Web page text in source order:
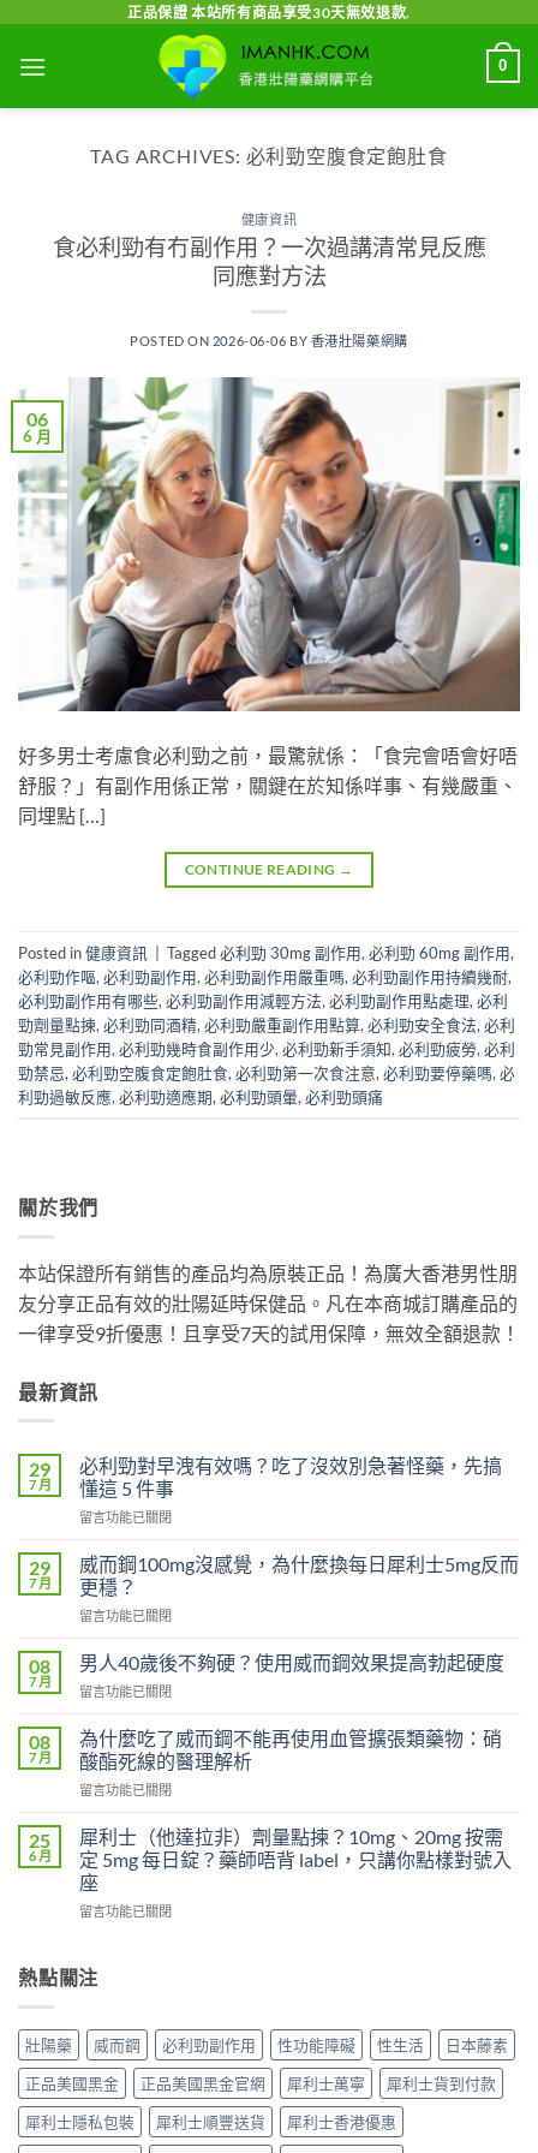
content
正品保證 本站所有商品享受30天無效退款.
0
TAG ARCHIVES: 必利勁空腹食定飽肚食
健康資訊
食必利勁有冇副作用？一次過講清常見反應
同應對方法
POSTED ON 2026-06-06 BY 香港壯陽藥網購
06
6 月
好多男士考慮食必利勁之前，最驚就係：「食完會唔會好唔
舒服？」有副作用係正常，關鍵在於知係咩事、有幾嚴重、
同埋點 […]
CONTINUE READING →
Posted in健康資訊 Tagged必利勁 30mg 副作用, 必利勁 60mg 副作用,
必利勁作嘔, 必利勁副作用, 必利勁副作用嚴重嗎, 必利勁副作用持續幾耐,
必利勁副作用有哪些, 必利勁副作用減輕方法, 必利勁副作用點處理, 必利
勁劑量點揀, 必利勁同酒精, 必利勁嚴重副作用點算, 必利勁安全食法, 必利
勁常見副作用, 必利勁幾時食副作用少, 必利勁新手須知, 必利勁疲勞, 必利
勁禁忌, 必利勁空腹食定飽肚食, 必利勁第一次食注意, 必利勁要停藥嗎, 必
利勁過敏反應, 必利勁適應期, 必利勁頭暈, 必利勁頭痛
關於我們
本站保證所有銷售的產品均為原裝正品！為廣大香港男性朋
友分享正品有效的壯陽延時保健品。凡在本商城訂購產品的
一律享受9折優惠！且享受7天的試用保障，無效全額退款！
最新資訊
29
7 月
必利勁對早洩有效嗎？吃了沒效別急著怪藥，先搞
懂這 5 件事
在
利
勁
對
早
有
嗎？
了
沒
效
著
怪
藥，
先
這
5
事〉
留言功能已關閉
29
7 月
威而鋼100mg沒感覺，為什麼換每日犀利士5mg反而
更穩？
在
而
鋼
100mg
感
覺，
什
換
每
日
利
反
穩？〉
中
留言功能已關閉
08
7 月
男人40歲後不夠硬？使用威而鋼效果提高勃起硬度
在
人
40
歲
後
夠
硬？
使
用
威
效
高
勃
起
硬
度〉
中
留言功能已關閉
08
7 月
為什麼吃了威而鋼不能再使用血管擴張類藥物：硝
酸酯死線的醫理解析
在
什
麼
吃
了
威
不
使
用
血
管
擴
張
留言功能已關閉
25
6 月
犀利士（他達拉非）劑量點揀？10mg、20mg 按需
定 5mg 每日錠？藥師唔背 label，只講你點樣對號入
座
在
士
（他
拉
非）
劑
量
點
揀？
留言功能已關閉
熱點關注
壯陽藥 威而鋼 必利勁副作用 性功能障礙 性生活
日本藤素
正品美國黑金
正品美國黑金官網 犀利士萬寧
犀利士貨到付款
犀利士隱私包裝
犀利士順豐送貨
犀利士香港優惠